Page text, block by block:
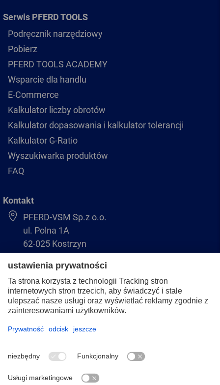
Serwis PFERD TOOLS
Podręcznik narzędziowy
Pobierz
PFERD TOOLS ACADEMY
Wsparcie dla handlu
E-Commerce
Kalkulator liczby obrotów
Kalkulator dopasowania i kalkulator tolerancji
Kalkulator G-Ratio
Wyszukiwarka produktów
FAQ
Kontakt
PFERD-VSM Sp.z o.o.
ul. Polna 1A
62-025 Kostrzyn
+48 61 8970 480
biuro@pferdvsm.pl
+48 61 8970 490
Ochrona danych osobowych
Ogólne warunki sprzedaży